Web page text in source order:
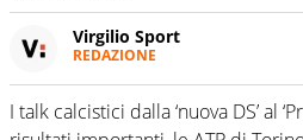
Virgilio Sport
REDAZIONE
appassionato su tutto il
calciomercato, F1,
I talk calcistici dalla ‘nuova DS’ al